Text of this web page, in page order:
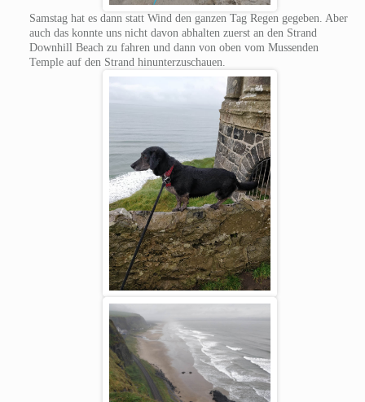
Samstag hat es dann statt Wind den ganzen Tag Regen gegeben. Aber
auch das konnte uns nicht davon abhalten zuerst an den Strand
Downhill Beach zu fahren und dann von oben vom Mussenden
Temple auf den Strand hinunterzuschauen.